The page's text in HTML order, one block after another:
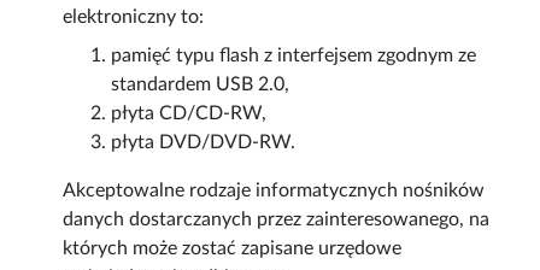
elektroniczny to:
pamięć typu flash z interfejsem zgodnym ze
standardem USB 2.0,
płyta CD/CD-RW,
płyta DVD/DVD-RW.
Akceptowalne rodzaje informatycznych nośników
danych dostarczanych przez zainteresowanego, na
których może zostać zapisane urzędowe